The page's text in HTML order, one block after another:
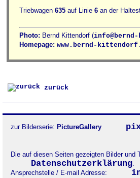
Triebwagen 635 auf Linie 6 an der
Photo: Bernd Kittendorf (
Homepage: www.bernd-
zurück
zur Bilderserie: PictureGallery
Die auf diesen Seiten gezeigten Bilder
Datenschutzerklärung.
Ansprechstelle / E-mail Adresse: